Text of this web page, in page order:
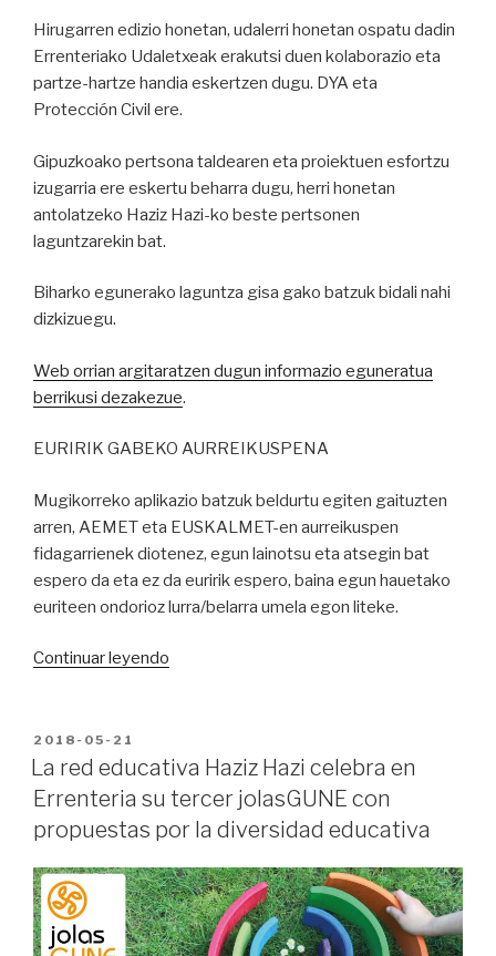
Hirugarren edizio honetan, udalerri honetan ospatu dadin
Errenteriako Udaletxeak erakutsi duen kolaborazio eta
partze-hartze handia eskertzen dugu. DYA eta
Protección Civil ere.
Gipuzkoako pertsona taldearen eta proiektuen esfortzu
izugarria ere eskertu beharra dugu, herri honetan
antolatzeko Haziz Hazi-ko beste pertsonen
laguntzarekin bat.
Biharko egunerako laguntza gisa gako batzuk bidali nahi
dizkizuegu.
Web orrian argitaratzen dugun informazio eguneratua
berrikusi dezakezue.
EURIRIK GABEKO AURREIKUSPENA
Mugikorreko aplikazio batzuk beldurtu egiten gaituzten
arren, AEMET eta EUSKALMET-en aurreikuspen
fidagarrienek diotenez, egun lainotsu eta atsegin bat
espero da eta ez da euririk espero, baina egun hauetako
euriteen ondorioz lurra/belarra umela egon liteke.
Continuar leyendo
PUBLICADO
EN
2018-05-21
La red educativa Haziz Hazi celebra en
Errenteria su tercer jolasGUNE con
propuestas por la diversidad educativa